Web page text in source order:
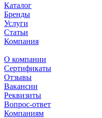
Каталог
Бренды
Услуги
Статьи
Компания
О компании
Сертификаты
Отзывы
Вакансии
Реквизиты
Вопрос-ответ
Компаниям